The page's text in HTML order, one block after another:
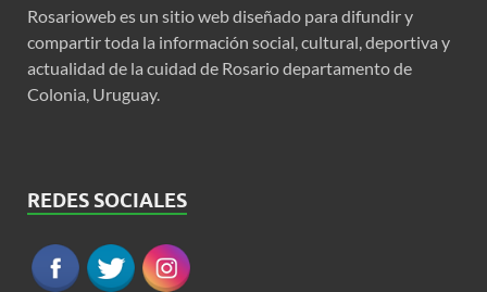
Rosarioweb es un sitio web diseñado para difundir y
compartir toda la información social, cultural, deportiva y
actualidad de la cuidad de Rosario departamento de
Colonia, Uruguay.
REDES SOCIALES